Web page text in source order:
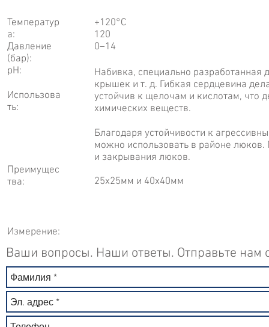
Температур
а:
Давление
(бар):
рН:
Использова
ть:
Преимущес
тва:
Измерение:
+120°С
120
0–14
Набивка, специально разработанная
крышек и т. д. Гибкая сердцевина
устойчив к щелочам и кислотам, что
химических веществ.
Благодаря устойчивости к
можно использовать в районе
и закрывания люков.
25х25мм и 40х40мм
Ваши вопросы. Наши ответы. Отправьте нам